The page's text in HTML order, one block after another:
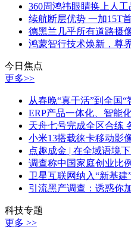
360周鸿祎眼睛换上人
续航断层优势 一加15T
德黑兰几乎所有道路摄
鸿蒙智行技术焕新，尊
今日焦点
更多>>
从春晚“真干活”到全国
ERP产品一体化、智能
天舟七号完成全区合练
小米13搭载徕卡移动影
点趣成金 | 在全域语境
调查称中国家庭创业比
卫星互联网纳入“新基
引流黑产调查：诱惑你
科技专题
更多 >>